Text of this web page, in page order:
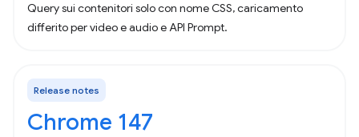
Query sui contenitori solo con nome CSS, caricamento
differito per video e audio e API Prompt.
Release notes
Chrome 147